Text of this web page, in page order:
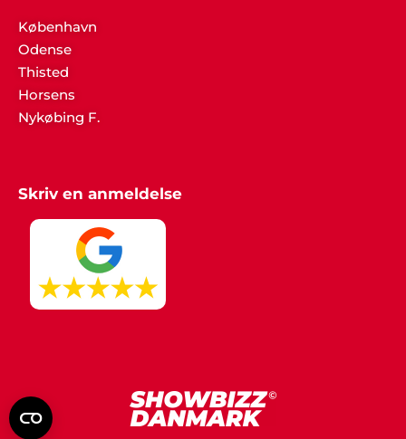
København
Odense
Thisted
Horsens
Nykøbing F.
Skriv en anmeldelse